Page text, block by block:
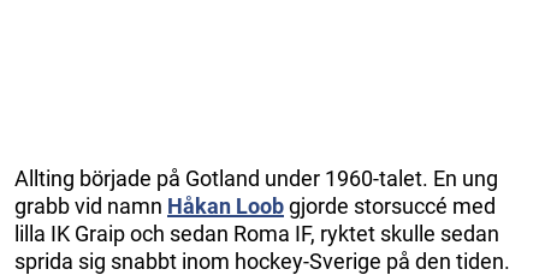
Allting började på Gotland under 1960-talet. En ung
grabb vid namn Håkan Loobgjorde storsuccé med
lilla IK Graip och sedan Roma IF, ryktet skulle sedan
sprida sig snabbt inom hockey-Sverige på den tiden.